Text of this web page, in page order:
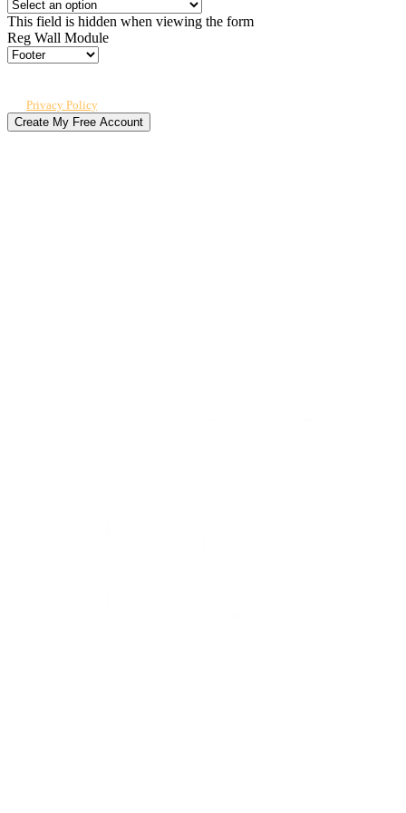
This field is hidden when viewing the form
Reg Wall Module
Privacy Policy.